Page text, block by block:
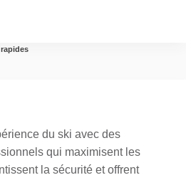
du ski avec des
qui maximisent les
la sécurité et offrent